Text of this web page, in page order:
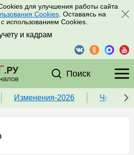
для улучшения работы сайта
Cookies . Оставаясь на
использованием Cookies.
и кадрам
Поиск
Изменения-2026 Чек-